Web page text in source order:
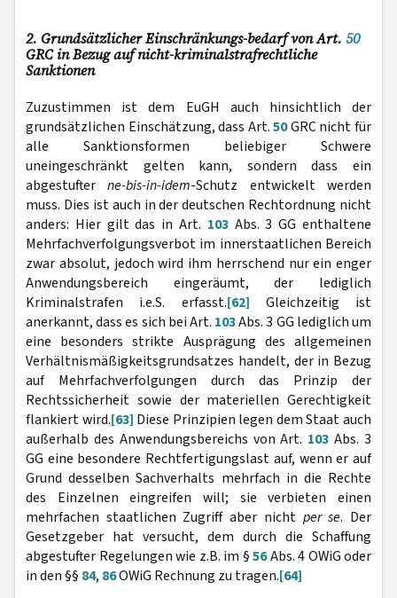
2. Grundsätzlicher Einschränkungs-bedarf von Art. 50
GRC in Bezug auf nicht-kriminalstrafrechtliche
Sanktionen
Zuzustimmen ist dem EuGH auch hinsichtlich der
grundsätzlichen Einschätzung, dass Art.50GRC nicht für
alle Sanktionsformen beliebiger Schwere
uneingeschränkt gelten kann, sondern dass ein
abgestufterne-bis-in-idem-Schutz entwickelt werden
muss. Dies ist auch in der deutschen Rechtordnung nicht
anders: Hier gilt das in Art. 103Abs. 3 GG enthaltene
Mehrfachverfolgungsverbot im innerstaatlichen Bereich
zwar absolut, jedoch wird ihm herrschend nur ein enger
Anwendungsbereich eingeräumt, der lediglich
Kriminalstrafen i.e.S. erfasst.[62] Gleichzeitig ist
anerkannt, dass es sich bei Art. 103Abs. 3 GG lediglich um
eine besonders strikte Ausprägung des allgemeinen
Verhältnismäßigkeitsgrundsatzes handelt, der in Bezug
auf Mehrfachverfolgungen durch das Prinzip der
Rechtssicherheit sowie der materiellen Gerechtigkeit
flankiert wird.[63] Diese Prinzipien legen dem Staat auch
außerhalb des Anwendungsbereichs von Art. 103 Abs. 3
GG eine besondere Rechtfertigungslast auf, wenn er auf
Grund desselben Sachverhalts mehrfach in die Rechte
des Einzelnen eingreifen will; sie verbieten einen
mehrfachen staatlichen Zugriff aber nicht per se. Der
Gesetzgeber hat versucht, dem durch die Schaffung
abgestufter Regelungen wie z.B. im §56Abs. 4 OWiG oder
in den §§ 84, 86OWiG Rechnung zu tragen.[64]